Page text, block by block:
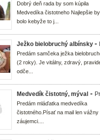
Dobrý deň rada by som kúpila
Medvedíka čistotneho Najlepšie by
bolo kebyže to j...
Ježko bielobruchý albínsky -
Predám samčeka ježka
(2 roky). Je vitálny, zdravý,
odče...
Medvedík čistotný, mýval -
Predám mláďatka medvedíka
čistotného.Písať na mail len vážny
záujemci....